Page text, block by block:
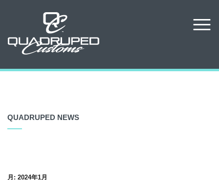
QUADRUPED NEWS
月: 2024年1月